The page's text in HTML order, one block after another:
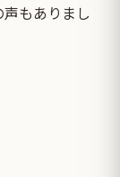
もありまし